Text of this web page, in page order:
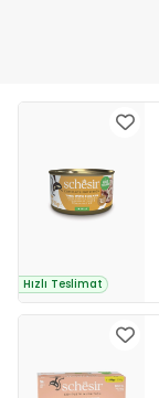
Hızlı Teslimat